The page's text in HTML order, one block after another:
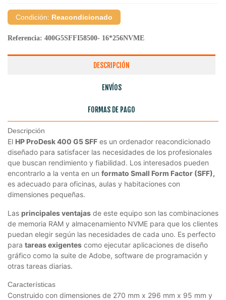
Condición: Reacondicionado
Referencia: 400G5SFFI58500- 16*256NVME
DESCRIPCIÓN
ENVÍOS
FORMAS DE PAGO
Descripción
El HP ProDesk 400 G5 SFF es un ordenador reacondicionado
diseñado para satisfacer las necesidades de los profesionales
que buscan rendimiento y fiabilidad. Los interesados pueden
encontrarlo a la venta en un formato Small Form Factor (SFF),
es adecuado para oficinas, aulas y habitaciones con
dimensiones pequeñas.
Las principales ventajas de este equipo son las combinaciones
de memoria RAM y almacenamiento NVME para que los clientes
puedan elegir según las necesidades de cada uno. Es perfecto
para tareas exigentes como ejecutar aplicaciones de diseño
gráfico como la suite de Adobe, software de programación y
otras tareas diarias.
Características
Construido con dimensiones de 270 mm x 296 mm x 95 mm y